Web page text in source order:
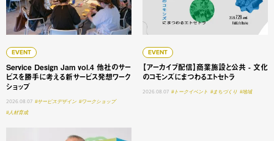
EVENT
Service Design Jam vol.4 他社のサー
ビスを勝手に考える新サービス発想ワーク
ショップ
2026.08.07 #サービスデザイン #ワークショップ
#人材育成
EVENT
【アーカイブ配信】商業施設と公共 - 文化
のコモンズにまつわるエトセトラ
2026.08.07 #トークイベント #まちづくり #地域
大学変革 #1 明星学苑 理事長 謳歌する学びの未来 ──「み